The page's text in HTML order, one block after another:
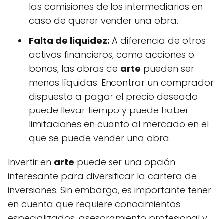
las comisiones de los intermediarios en
caso de querer vender una obra.
Falta de liquidez: A diferencia de otros
activos financieros, como acciones o
bonos, las obras de arte pueden ser
menos líquidas. Encontrar un comprador
dispuesto a pagar el precio deseado
puede llevar tiempo y puede haber
limitaciones en cuanto al mercado en el
que se puede vender una obra.
Invertir en arte puede ser una opción
interesante para diversificar la cartera de
inversiones. Sin embargo, es importante tener
en cuenta que requiere conocimientos